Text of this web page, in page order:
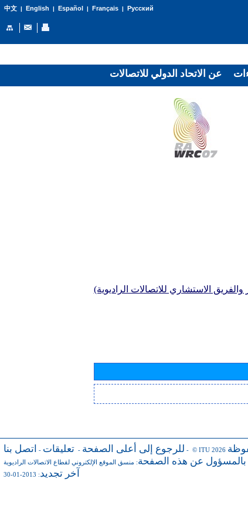
中文| English | Español | Français| Русский
الاستشاري للاتصالات الراديوية)
للرجوع إلى أعلى الصفحة - تعليقات - اتصل بنا - © ITU 2026
بالمسؤول عن هذه الصفحة: منسق الموقع الإلكتروني لقطاع الاتصالات الراديوية
آخر تجديد: 2013-01-30
عن الاتحاد الدولي للاتصالات